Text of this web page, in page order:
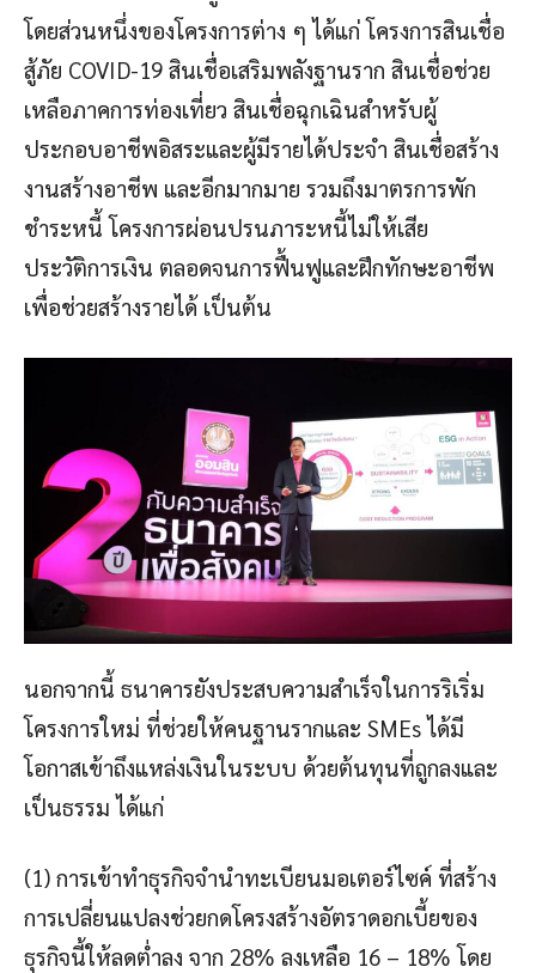
โดยส่วนหนึ่งของโครงการต่าง ๆ ได้แก่ โครงการสินเชื่อ
สู้ภัย COVID-19 สินเชื่อเสริมพลังฐานราก สินเชื่อช่วย
เหลือภาคการท่องเที่ยว สินเชื่อฉุกเฉินสำหรับผู้
ประกอบอาชีพอิสระและผู้มีรายได้ประจำ สินเชื่อสร้าง
งานสร้างอาชีพ และอีกมากมาย รวมถึงมาตรการพัก
ชำระหนี้ โครงการผ่อนปรนภาระหนี้ไม่ให้เสีย
ประวัติการเงิน ตลอดจนการฟื้นฟูและฝึกทักษะอาชีพ
เพื่อช่วยสร้างรายได้ เป็นต้น
นอกจากนี้ ธนาคารยังประสบความสำเร็จในการริเริ่ม
โครงการใหม่ ที่ช่วยให้คนฐานรากและ SMEs ได้มี
โอกาสเข้าถึงแหล่งเงินในระบบ ด้วยต้นทุนที่ถูกลงและ
เป็นธรรม ได้แก่
(1) การเข้าทำธุรกิจจำนำทะเบียนมอเตอร์ไซค์ ที่สร้าง
การเปลี่ยนแปลงช่วยกดโครงสร้างอัตราดอกเบี้ยของ
ธุรกิจนี้ให้ลดต่ำลง จาก 28% ลงเหลือ 16 – 18% โดย